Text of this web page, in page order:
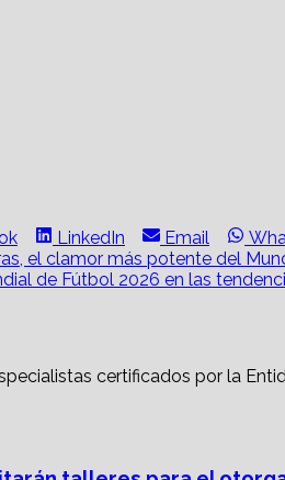
Share
on
LinkedIn
Share
on
Email
on
el clamor más potente del
de Fútbol 2026 en las